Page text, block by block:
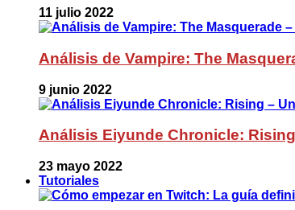
11 julio 2022
Análisis de Vampire: The
9 junio 2022
Análisis Eiyunde Chronicle:
23 mayo 2022
Tutoriales